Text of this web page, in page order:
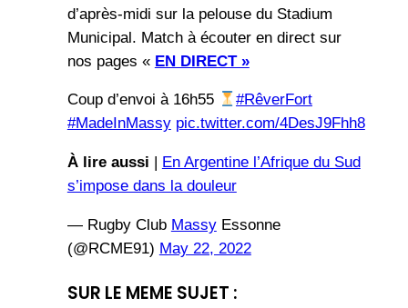
d’après-midi sur la pelouse du Stadium
Municipal. Match à écouter en direct sur
nos pages « EN DIRECT »
Coup d’envoi à 16h55
#RêverFort
#MadeInMassy pic.twitter.com/4DesJ9Fhh8
À lire aussi | En Argentine l’Afrique du Sud
s’impose dans la douleur
— Rugby Club MassyEssonne
(@RCME91) May 22, 2022
SUR LE MEME SUJET :